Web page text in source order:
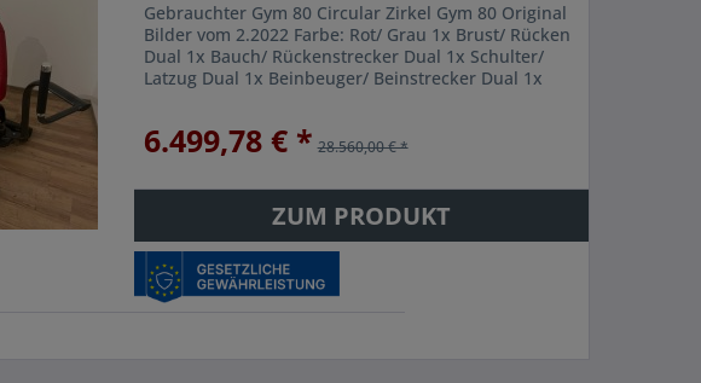
Gebrauchter Gym 80 Circular Zirkel Gym 80 Original
Bilder vom 2.2022 Farbe: Rot/ Grau 1x Brust/ Rücken
Dual 1x Bauch/ Rückenstrecker Dual 1x Schulter/
Latzug Dual 1x Beinbeuger/ Beinstrecker Dual 1x
6.499,78 € * 28.560,00 € *
ZUM PRODUKT